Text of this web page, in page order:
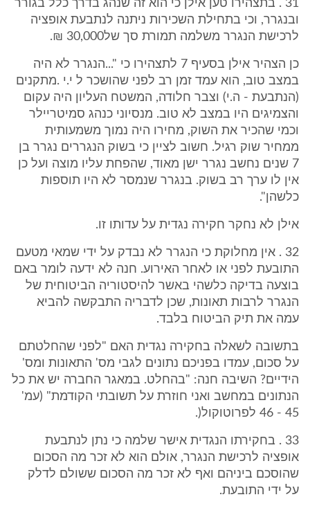
31 . בתצהירו טען אילן כי הוא זה שנהג בדרך כלל בגורר
ובנגרר, וכי בתחילת השכירות ניתנה לנתבעת אופציה
לרכישת הנגרר משלמה תמורת סך של30,000 ₪.
כן הצהיר אילן בסעיף 7 לתצהירו כי "...הנגרר לא היה
במצב טוב, הוא עמד זמן רב לפני שהושכר ל י.י .מתקנים
(הנתבעת - ה.י) וצבר חלודה, המשטח העליון היה עקום
והצמיגים היו במצב לא טוב. מנסיוני כנהג סמיטריילר
וכמי שהכיר את השוק, מחירו היה נמוך משמעותית
ממחיר שוק רגיל. חשוב לציין כי בשוק הנגררים נגרר בן
7 שנים נחשב נגרר ישן מאוד, שהפחת עליו מוצה ועל כן
אין לו ערך רב בשוק. בנגרר שנמסר לא היו תוספות
כלשהן".
אילן לא נחקר חקירה נגדית על עדותו זו.
32 . אין מחלוקת כי הנגרר לא נבדק על ידי שמאי מטעם
התובעת לפני או לאחר האירוע. חנה לא ידעה לומר באם
בוצעה בדיקה כלשהי באשר להיסטוריה הביטוחית של
הנגרר לרבות תאונות, שכן לדבריה התבקשה להביא
עמה את תיק הביטוח בלבד.
בתשובה לשאלה בחקירה נגדית האם "לפני שהחלטתם
על סכום, עמדו בפניכם נתונים לגבי מס' התאונות ומס'
הידיים? השיבה חנה: "בהחלט. במאגר החברה יש את כל
הנתונים במחשב ואני חוזרת על תשובתי הקודמת" (עמ'
45 - 46 לפרוטוקול(.
33 . בחקירתו הנגדית אישר שלמה כי נתן לנתבעת
אופציה לרכישת הנגרר, אולם הוא לא זכר מה הסכום
שהוסכם ביניהם ואף לא זכר מה הסכום ששולם לדלק
על ידי התובעת.